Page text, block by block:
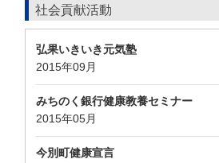
社会貢献活動
弘果いきいき元気塾
2015年09月
みちのく銀行健康教養セミナー
2015年05月
今別町健康宣言